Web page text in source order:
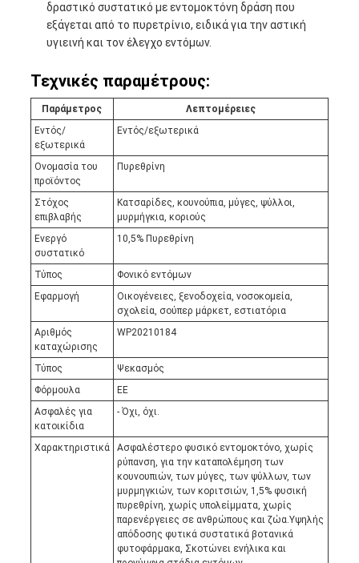
δραστικό συστατικό με εντομοκτόνη δράση που
εξάγεται από το πυρετρίνιο, ειδικά για την αστική
υγιεινή και τον έλεγχο εντόμων.
Τεχνικές παραμέτρους:
Παράμετρος
Λεπτομέρειες
Εντός/
εξωτερικά
Εντός/εξωτερικά
Ονομασία του
προϊόντος
Πυρεθρίνη
Στόχος
επιβλαβής
Κατσαρίδες, κουνούπια, μύγες, ψύλλοι,
μυρμήγκια, κοριούς
Ενεργό
συστατικό
10,5% Πυρεθρίνη
Τύπος
Φονικό εντόμων
Εφαρμογή
Οικογένειες, ξενοδοχεία, νοσοκομεία,
σχολεία, σούπερ μάρκετ, εστιατόρια
Αριθμός
καταχώρισης
WP20210184
Τύπος
Ψεκασμός
Φόρμουλα
ΕΕ
Ασφαλές για
κατοικίδια
- Όχι, όχι.
Χαρακτηριστικά
Ασφαλέστερο φυσικό εντομοκτόνο, χωρίς
ρύπανση, για την καταπολέμηση των
κουνουπιών, των μύγες, των ψύλλων, των
μυρμηγκιών, των κοριτσιών, 1,5% φυσική
πυρεθρίνη, χωρίς υπολείμματα, χωρίς
παρενέργειες σε ανθρώπους και ζώα.Υψηλής
απόδοσης φυτικά συστατικά βοτανικά
φυτοφάρμακα, Σκοτώνει ενήλικα και